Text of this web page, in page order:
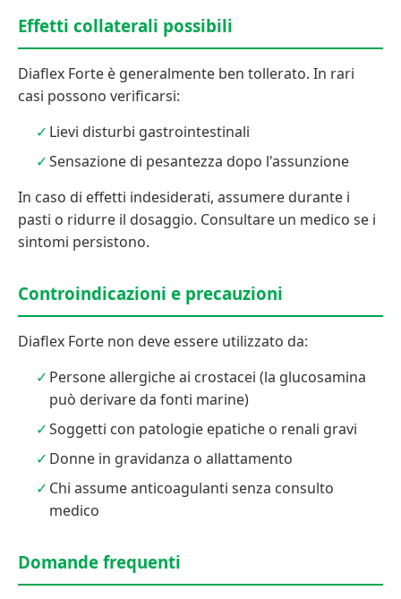
Effetti collaterali possibili
Diaflex Forte è generalmente ben tollerato. In rari
casi possono verificarsi:
Lievi disturbi gastrointestinali
Sensazione di pesantezza dopo l'assunzione
In caso di effetti indesiderati, assumere durante i
pasti o ridurre il dosaggio. Consultare un medico se i
sintomi persistono.
Controindicazioni e precauzioni
Diaflex Forte non deve essere utilizzato da:
Persone allergiche ai crostacei (la glucosamina
può derivare da fonti marine)
Soggetti con patologie epatiche o renali gravi
Donne in gravidanza o allattamento
Chi assume anticoagulanti senza consulto
medico
Domande frequenti